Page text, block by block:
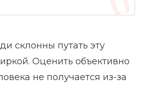
склонны путать эту
Оценить объективно
не получается из-за